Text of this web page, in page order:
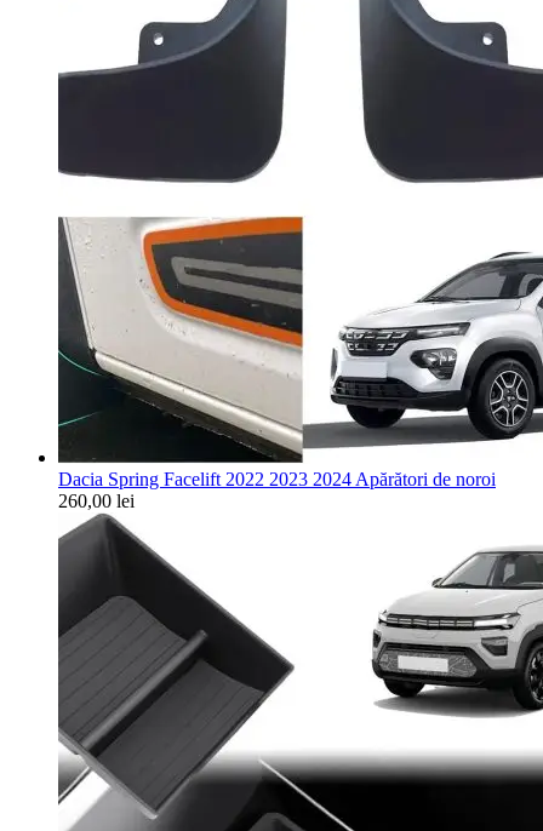
Dacia Spring Facelift 2022 2023 2024 Apărători de noroi
260,00 lei